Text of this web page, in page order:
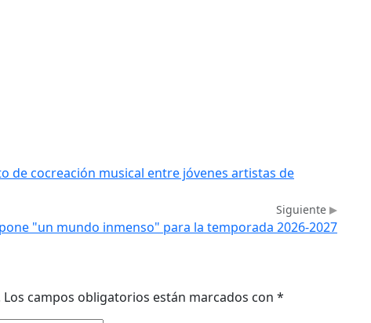
de cocreación musical entre jóvenes artistas de
Siguiente
"un mundo inmenso" para la temporada 2026-2027
Los campos obligatorios están marcados con *